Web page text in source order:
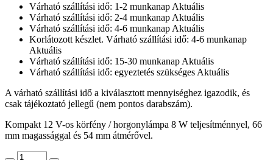
Várható szállítási idő: 1-2 munkanap Aktuális
Várható szállítási idő: 2-4 munkanap Aktuális
Várható szállítási idő: 4-6 munkanap Aktuális
Korlátozott készlet. Várható szállítási idő: 4-6 munkanap
Aktuális
Várható szállítási idő: 15-30 munkanap Aktuális
Várható szállítási idő: egyeztetés szükséges Aktuális
A várható szállítási idő a kiválasztott mennyiséghez igazodik, és
csak tájékoztató jellegű (nem pontos darabszám).
Kompakt 12 V-os körfény / horgonylámpa 8 W teljesítménnyel, 66
mm magassággal és 54 mm átmérővel.